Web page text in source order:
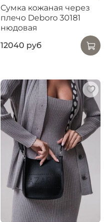
Сумка кожаная через
плечо Deboro 30181
нюдовая
12040 руб